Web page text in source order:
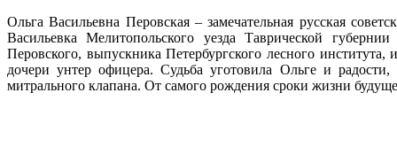
Ольга Васильевна Перовская – замечательная русская
Васильевка Мелитопольского уезда Таврической
Перовского, выпускника Петербургского лесного
дочери унтер офицера. Судьба уготовила Ольге и
митрального клапана. От самого рождения сроки жизни